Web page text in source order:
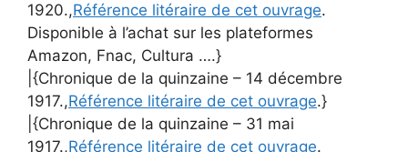
1920.,Référence litéraire de cet ouvrage.
Disponible à l’achat sur les plateformes
Amazon, Fnac, Cultura ….}
|{Chronique de la quinzaine – 14 décembre
1917.,Référence litéraire de cet ouvrage.}
|{Chronique de la quinzaine – 31 mai
1917.,Référence litéraire de cet ouvrage.